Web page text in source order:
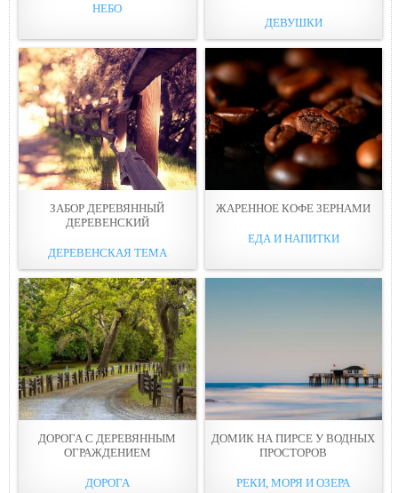
НЕБО
ДЕВУШКИ
ЗАБOР ДЕРЕВЯННЫЙ
ДЕРЕВЕНСКИЙ
ДЕРЕВЕНСКАЯ ТЕМА
ЖАРЕННОЕ КОФЕ ЗEРНАМИ
ЕДА И НАПИТКИ
ДОРОГА С ДЕРЕВЯННЫМ
ОГРАЖДEНИЕМ
ДОРОГА
ДОМИК НА ПИРСЕ У ВОДНЫХ
ПРОСТОРОВ
РЕКИ, МОРЯ И ОЗЕРА